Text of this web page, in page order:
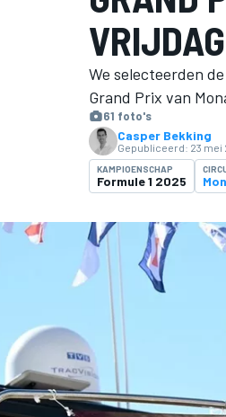
VRIJDAG
We selecteerden
Grand Prix van
61 foto's
Casper Bekking
Gepubliceerd: 23 mei
KAMPIOENSCHAP
Formule 1 2025